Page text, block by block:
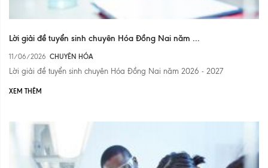
Lời giải đề tuyển sinh chuyên Hóa Đồng Nai năm ...
11/06/2026 CHUYÊN HÓA
Lời giải đề tuyển sinh chuyên Hóa Đồng Nai năm 2026 - 2027
XEM THÊM